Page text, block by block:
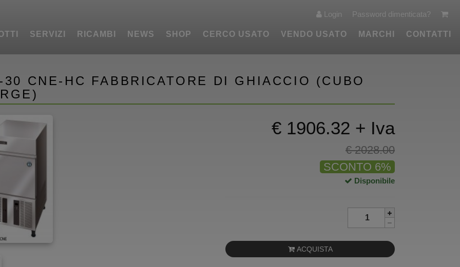
Login Password dimenticata?
SERVIZI RICAMBI NEWS SHOP CERCO USATO VENDO USATO MARCHI CONTATTI
30 CNE-HC FABBRICATORE DI GHIACCIO (CUBO
€ 1906.32 + Iva
€ 2028.00
SCONTO 6%
Disponibile
ACQUISTA